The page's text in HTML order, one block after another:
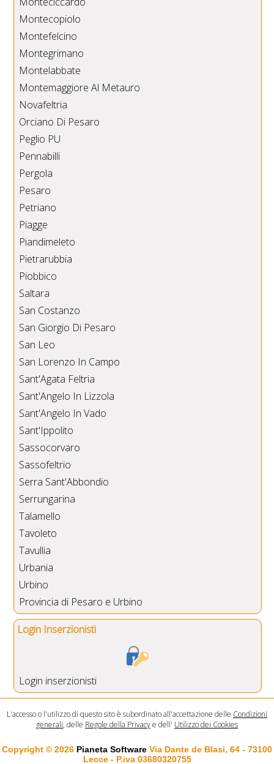
Montecopiolo
Montefelcino
Montegrimano
Montelabbate
Montemaggiore Al Metauro
Novafeltria
Orciano Di Pesaro
Peglio PU
Pennabilli
Pergola
Pesaro
Petriano
Piagge
Piandimeleto
Pietrarubbia
Piobbico
Saltara
San Costanzo
San Giorgio Di Pesaro
San Leo
San Lorenzo In Campo
Sant'Agata Feltria
Sant'Angelo In Lizzola
Sant'Angelo In Vado
Sant'Ippolito
Sassocorvaro
Sassofeltrio
Serra Sant'Abbondio
Serrungarina
Talamello
Tavoleto
Tavullia
Urbania
Urbino
Provincia di Pesaro e Urbino
Login Inserzionisti
Login inserzionisti
L'accesso o l'utilizzo di questo sito è subordinato all'accettazione delle Condizioni
generali, delle Regole della Privacye dell' Utilizzo dei Cookies
Copyright © 2026 Pianeta Software Via Dante de Blasi, 64 - 73100
Lecce - P.iva 03680320755